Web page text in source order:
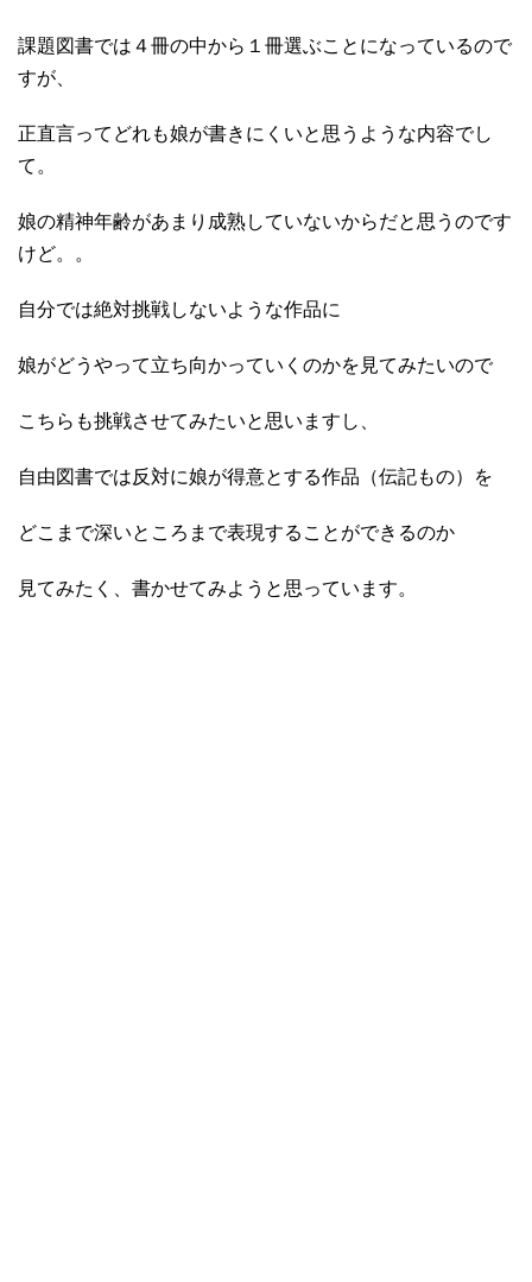
課題図書では４冊の中から１冊選ぶことになっているので
すが、
正直言ってどれも娘が書きにくいと思うような内容でし
て。
娘の精神年齢があまり成熟していないからだと思うのです
けど。。
自分では絶対挑戦しないような作品に
娘がどうやって立ち向かっていくのかを見てみたいので
こちらも挑戦させてみたいと思いますし、
自由図書では反対に娘が得意とする作品（伝記もの）を
どこまで深いところまで表現することができるのか
見てみたく、書かせてみようと思っています。